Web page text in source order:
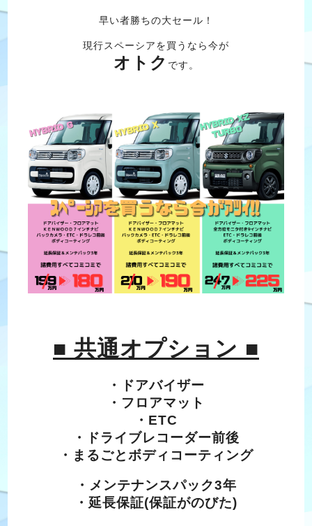
早い者勝ちの大セール！
現行スペーシアを買うなら今が
オトク です。
■ 共通オプション ■
・ドアバイザー
・フロアマット
・ETC
・ドライブレコーダー前後
・まるごとボディコーティング
・メンテナンスパック3年
・延長保証(保証がのびた)